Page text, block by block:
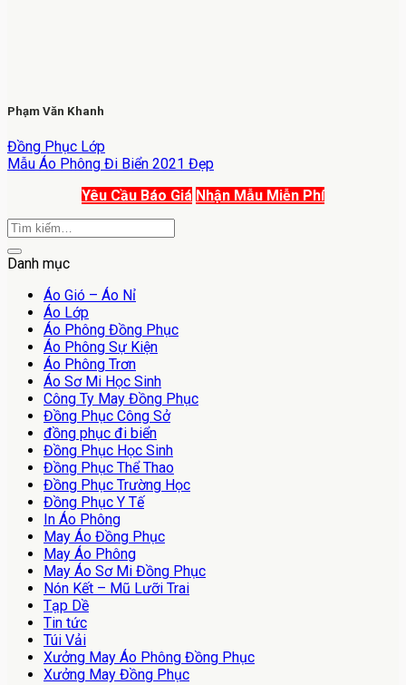
Phạm Văn Khanh
Đồng Phục Lớp
Mẫu Áo Phông Đi Biển 2021 Đẹp
Yêu Cầu Báo Giá Nhận Mẫu Miễn Phí
Danh mục
Áo Gió – Áo Nỉ
Áo Lớp
Áo Phông Đồng Phục
Áo Phông Sự Kiện
Áo Phông Trơn
Áo Sơ Mi Học Sinh
Công Ty May Đồng Phục
Đồng Phục Công Sở
đồng phục đi biển
Đồng Phục Học Sinh
Đồng Phục Thể Thao
Đồng Phục Trường Học
Đồng Phục Y Tế
In Áo Phông
May Áo Đồng Phục
May Áo Phông
May Áo Sơ Mi Đồng Phục
Nón Kết – Mũ Lưỡi Trai
Tạp Dề
Tin tức
Túi Vải
Xưởng May Áo Phông Đồng Phục
Xưởng May Đồng Phục